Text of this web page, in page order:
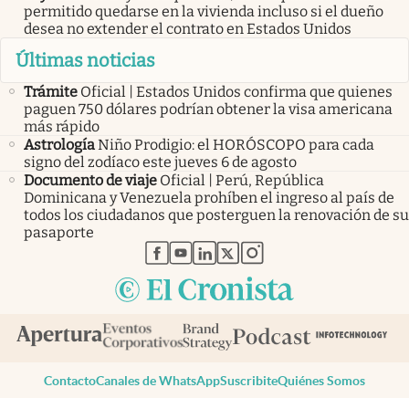
permitido quedarse en la vivienda incluso si el dueño
desea no extender el contrato en Estados Unidos
Últimas noticias
Trámite Oficial | Estados Unidos confirma que quienes
paguen 750 dólares podrían obtener la visa americana
más rápido
AstrologíaNiño Prodigio: el HORÓSCOPO para cada
signo del zodíaco este jueves 6 de agosto
Documento de viaje Oficial | Perú, República
Dominicana y Venezuela prohíben el ingreso al país de
todos los ciudadanos que posterguen la renovación de su
pasaporte
abre en nueva pestaña
abre en nueva pestaña
abre en nueva pestaña
abre en nueva pestaña
abre en nueva pestaña
ContactoCanales de WhatsAppSuscribiteQuiénes Somos